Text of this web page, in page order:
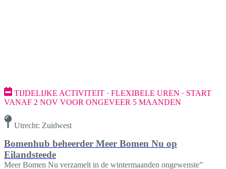
TIJDELIJKE ACTIVITEIT · FLEXIBELE UREN · START
VANAF 2 NOV VOOR ONGEVEER 5 MAANDEN
Utrecht: Zuidwest
Bomenhub beheerder Meer Bomen Nu op
Eilandsteede
Meer Bomen Nu verzamelt in de wintermaanden ongewenste”